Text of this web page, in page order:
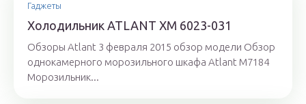
Гаджеты
Холодильник ATLANT ХМ 6023-031
Обзоры Atlant 3 февраля 2015 обзор модели Обзор
однокамерного морозильного шкафа Atlant M7184
Морозильник...